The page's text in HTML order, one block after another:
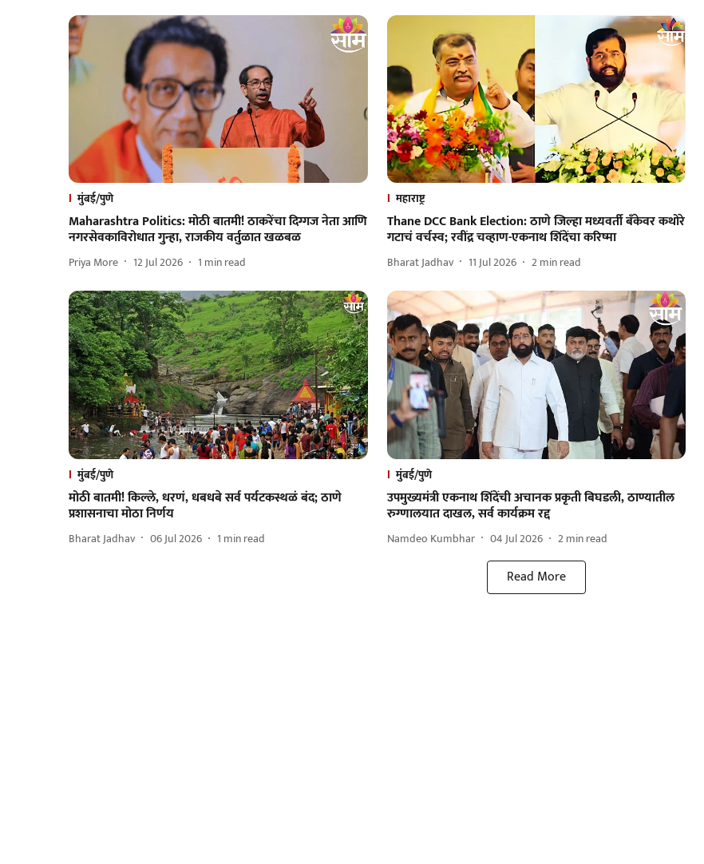
मुंबई/पुणे
Maharashtra Politics: मोठी बातमी! ठाकरेंचा दिग्गज नेता आणि
नगरसेवकाविरोधात गुन्हा, राजकीय वर्तुळात खळबळ
Priya More 12 Jul 2026 1 min read
महाराष्ट्र
Thane DCC Bank Election: ठाणे जिल्हा मध्यवर्ती बँकेवर कथोरे
गटाचं वर्चस्व; रवींद्र चव्हाण-एकनाथ शिंदेंचा करिष्मा
Bharat Jadhav 11 Jul 2026 2min read
मुंबई/पुणे
मोठी बातमी! किल्ले, धरणं, धबधबे सर्व पर्यटकस्थळं बंद; ठाणे
प्रशासनाचा मोठा निर्णय
Bharat Jadhav 06 Jul 2026 1 min read
मुंबई/पुणे
उपमुख्यमंत्री एकनाथ शिंदेंची अचानक प्रकृती बिघडली, ठाण्यातील
रुग्णालयात दाखल, सर्व कार्यक्रम रद्द
Namdeo Kumbhar 04 Jul 2026 2min read
Read More